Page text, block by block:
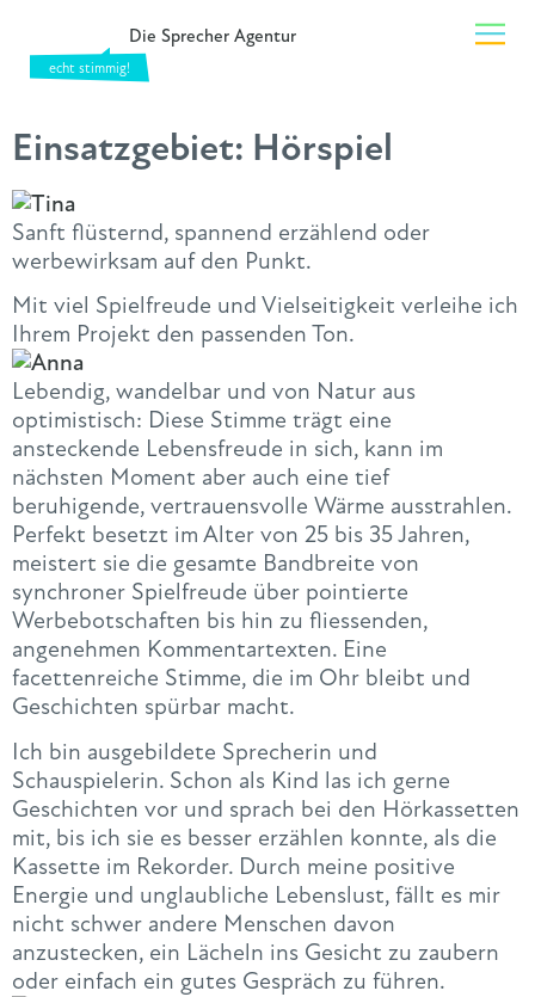
Die Sprecher Agentur
Einsatzgebiet: Hörspiel
Sanft flüsternd, spannend erzählend oder
werbewirksam auf den Punkt.
Mit viel Spielfreude und Vielseitigkeit verleihe ich
Ihrem Projekt den passenden Ton.
Lebendig, wandelbar und von Natur aus
optimistisch: Diese Stimme trägt eine
ansteckende Lebensfreude in sich, kann im
nächsten Moment aber auch eine tief
beruhigende, vertrauensvolle Wärme ausstrahlen.
Perfekt besetzt im Alter von 25 bis 35 Jahren,
meistert sie die gesamte Bandbreite von
synchroner Spielfreude über pointierte
Werbebotschaften bis hin zu fliessenden,
angenehmen Kommentartexten. Eine
facettenreiche Stimme, die im Ohr bleibt und
Geschichten spürbar macht.
Ich bin ausgebildete Sprecherin und
Schauspielerin. Schon als Kind las ich gerne
Geschichten vor und sprach bei den Hörkassetten
mit, bis ich sie es besser erzählen konnte, als die
Kassette im Rekorder. Durch meine positive
Energie und unglaubliche Lebenslust, fällt es mir
nicht schwer andere Menschen davon
anzustecken, ein Lächeln ins Gesicht zu zaubern
oder einfach ein gutes Gespräch zu führen.